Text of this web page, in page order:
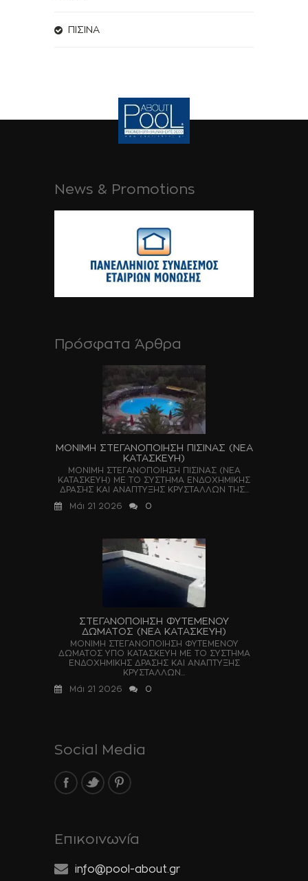
ΠΙΣΙΝΑ
News & Promotions
Πρόσφατα Άρθρα
ΜΟΝΙΜΗ ΣΤΕΓΑΝΟΠΟΙΗΣΗ ΠΙΣΙΝΑΣ (ΝΕΑ
ΚΑΤΑΣΚΕΥΗ)
ΜΟΝΙΜΗ ΣΤΕΓΑΝΟΠΟΙΗΣΗ ΠΙΣΙΝΑΣ (ΝΕΑ
ΚΑΤΑΣΚΕΥΗ) ΜΕ ΤΟ ΣΥΣΤΗΜΑ ΕΝΔΟΧΗΜΙΚΗΣ
ΔΡΑΣΗΣ ΚΑΙ ΑΝΑΠΤΥΞΗΣ ΚΡΥΣΤΑΛΛΩΝ ΤΗΣ...
Μάι 21 2026
0
ΣΤΕΓΑΝΟΠΟΙΗΣΗ ΦΥΤΕΜΕΝΟΥ
ΔΩΜΑΤΟΣ (ΝΕΑ ΚΑΤΑΣΚΕΥΗ)
ΜΟΝΙΜΗ ΣΤΕΓΑΝΟΠΟΙΗΣΗ ΦΥΤΕΜΕΝΟΥ
ΔΩΜΑΤΟΣ ΥΠΟ ΚΑΤΑΣΚΕΥΗ ΜΕ ΤΟ ΣΥΣΤΗΜΑ
ΕΝΔΟΧΗΜΙΚΗΣ ΔΡΑΣΗΣ ΚΑΙ ΑΝΑΠΤΥΞΗΣ
ΚΡΥΣΤΑΛΛΩΝ...
Μάι 21 2026
0
Social Media
Επικοινωνία
info@pool-about.gr